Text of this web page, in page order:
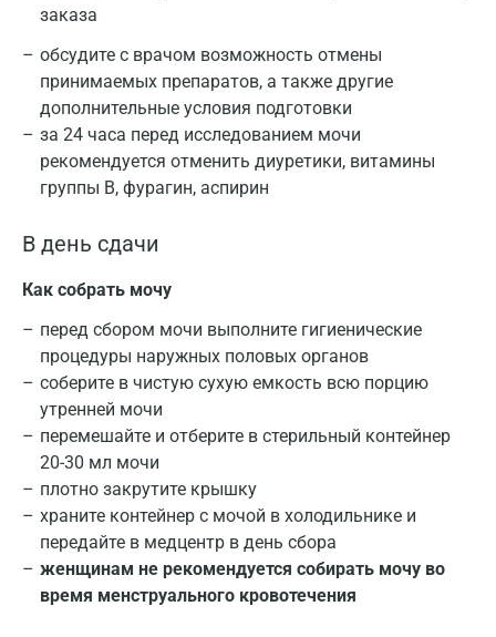
заказа
обсудите с врачом возможность отмены
принимаемых препаратов, а также другие
дополнительные условия подготовки
за 24 часа перед исследованием мочи
рекомендуется отменить диуретики, витамины
группы В, фурагин, аспирин
В день сдачи
Как собрать мочу
перед сбором мочи выполните гигиенические
процедуры наружных половых органов
соберите в чистую сухую емкость всю порцию
утренней мочи
перемешайте и отберите в стерильный контейнер
20-30 мл мочи
плотно закрутите крышку
храните контейнер с мочой в холодильнике и
передайте в медцентр в день сбора
женщинам не рекомендуется собирать мочу во
время менструального кровотечения
Москва